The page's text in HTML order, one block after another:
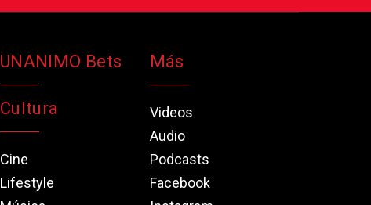
UNANIMO Bets
Cultura
Cine
Lifestyle
Más
Videos
Audio
Podcasts
Facebook